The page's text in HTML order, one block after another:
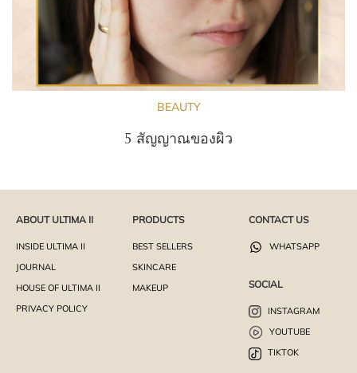
BEAUTY
5 สัญญาณของผิว
ABOUT ULTIMA II
INSIDE ULTIMA II
JOURNAL
HOUSE OF ULTIMA II
PRIVACY POLICY
PRODUCTS
BEST SELLERS
SKINCARE
MAKEUP
CONTACT US
WHATSAPP
SOCIAL
INSTAGRAM
YOUTUBE
TIKTOK